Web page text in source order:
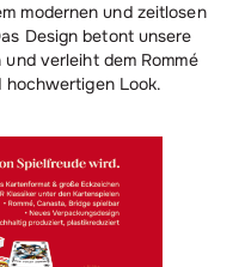
modernen und zeitlosen
Design betont unsere
verleiht dem Rommé
hochwertigen Look.